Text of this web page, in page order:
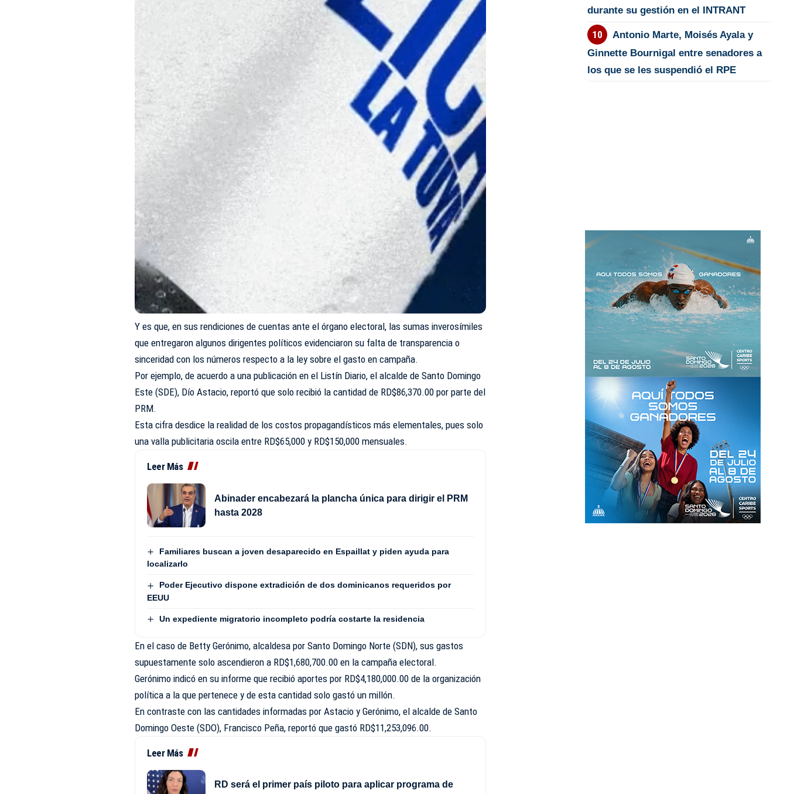
Y es que, en sus rendiciones de cuentas ante el órgano electoral, las sumas inverosímiles
que entregaron algunos dirigentes políticos evidenciaron su falta de transparencia o
sinceridad con los números respecto a la ley sobre el gasto en campaña.
Por ejemplo, de acuerdo a una publicación en el Listín Diario, el alcalde de Santo Domingo
Este (SDE), Dío Astacio, reportó que solo recibió la cantidad de RD$86,370.00 por parte del
PRM.
Esta cifra desdice la realidad de los costos propagandísticos más elementales, pues solo
una valla publicitaria oscila entre RD$65,000 y RD$150,000 mensuales.
Leer Más
Abinader encabezará la plancha única para dirigir el PRM
hasta 2028
Familiares buscan a joven desaparecido en Espaillat y piden ayuda para
localizarlo
Poder Ejecutivo dispone extradición de dos dominicanos requeridos por
EEUU
Un expediente migratorio incompleto podría costarte la residencia
En el caso de Betty Gerónimo, alcaldesa por Santo Domingo Norte (SDN), sus gastos
supuestamente solo ascendieron a RD$1,680,700.00 en la campaña electoral.
Gerónimo indicó en su informe que recibió aportes por RD$4,180,000.00 de la organización
política a la que pertenece y de esta cantidad solo gastó un millón.
En contraste con las cantidades informadas por Astacio y Gerónimo, el alcalde de Santo
Domingo Oeste (SDO), Francisco Peña, reportó que gastó RD$11,253,096.00.
Leer Más
RD será el primer país piloto para aplicar programa de
durante su gestión en el INTRANT
Antonio Marte, Moisés Ayala y
Ginnette Bournigal entre senadores a
los que se les suspendió el RPE